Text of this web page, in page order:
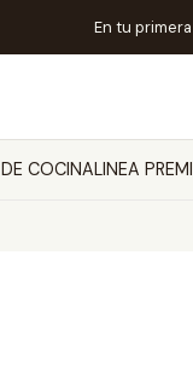
COCINALINEA
En tu